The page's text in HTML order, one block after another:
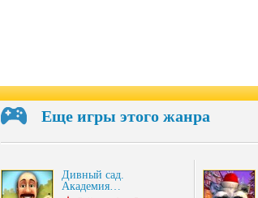
Еще игры этого жанра
Дивный сад.
Академия…